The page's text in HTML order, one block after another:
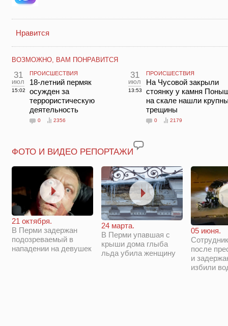
Нравится
ВОЗМОЖНО, ВАМ ПОНРАВИТСЯ
31
июл
15:02
ПРОИСШЕСТВИЯ
18-летний пермяк
осужден за
террористическую
деятельность
0 2356
31
июл
13:53
ПРОИСШЕСТВИЯ
На Чусовой закрыли
стоянку у камня
на скале нашли
трещины
0 2179
ФОТО И ВИДЕО РЕПОРТАЖИ
21 октября.
В Перми задержан
подозреваемый в
нападении на девушек
24 марта.
В Перми упавшая с
крыши дома глыба
льда убила женщину
05 июня.
после
и
избили